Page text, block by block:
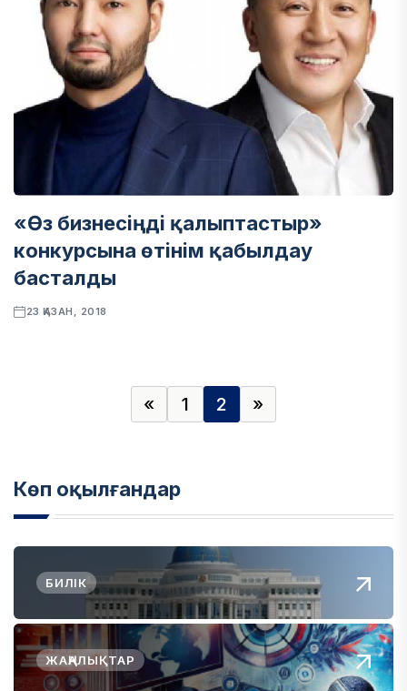
«Өз бизнесіңді қалыптастыр»
конкурсына өтінім қабылдау
басталды
23 ҚАЗАН, 2018
« 1 2 »
Көп оқылғандар
БИЛІК
ЖАҢАЛЫҚТАР